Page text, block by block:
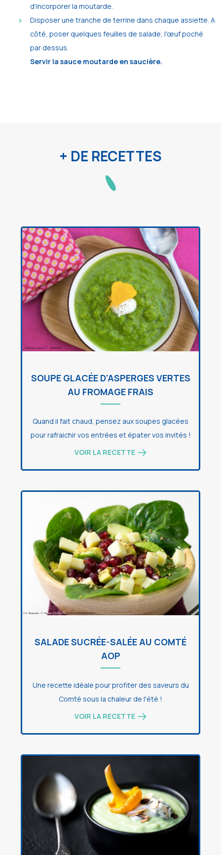
d'incorporer la moutarde.
Disposer une tranche de terrine dans chaque assiette. A
côté, poser quelques feuilles de salade, l'œuf poché
par dessus.
Servir la sauce moutarde en saucière.
+ DE RECETTES
SOUPE GLACÉE D'ASPERGES VERTES
AU FROMAGE FRAIS
Quand il fait chaud, pensez aux soupes glacées
pour rafraichir vos entrées et épater vos invités !
VOIR LA RECETTE
SALADE SUCRÉE-SALÉE AU COMTÉ
AOP
Une recette idéale pour profiter des saveurs du
Comté sous la chaleur de l'été !
VOIR LA RECETTE